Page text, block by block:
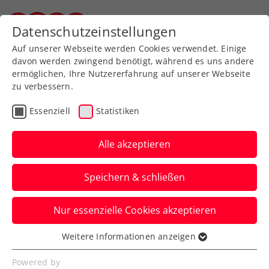
Zurück zur Newsübersicht
Turniere
ATP Gijon: Thiem erst im
Halbfinale durch Rublev
gestoppt
Dennoch kommt das ÖTV-Aushängeschild
seinem erklärten Saisonziel mit dem
Abschneiden in Spanien näher.
Verfasst von: Manuel Wachta, 16.10.2022
Datenschutzeinstellungen
Auf unserer Webseite werden Cookies verwendet. Einige
davon werden zwingend benötigt, während es uns andere
ermöglichen, Ihre Nutzererfahrung auf unserer Webseite
zu verbessern.
Essenziell Statistiken
Alle akzeptieren
Speichern & schließen
Nur essenzielle Cookies akzeptieren
Essenziell
Essenzielle Cookies werden für grundlegende
Weitere Informationen anzeigen
Powered by